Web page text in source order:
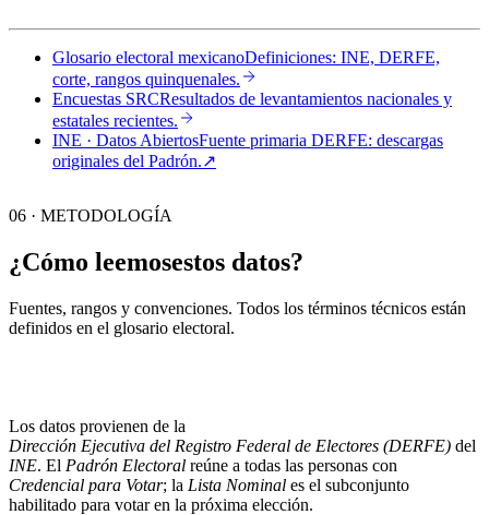
Glosario electoral mexicanoDefiniciones: INE, DERFE,
corte, rangos quinquenales.
Encuestas SRCResultados de levantamientos nacionales y
estatales recientes.
INE · Datos AbiertosFuente primaria DERFE: descargas
originales del Padrón.↗︎
06 · METODOLOGÍA
¿Cómo leemosestos datos?
Fuentes, rangos y convenciones. Todos los términos técnicos están
definidos en el glosario electoral.
Los datos provienen de la
Dirección Ejecutiva del Registro Federal de Electores (DERFE) del
INE. El Padrón Electoral reúne a todas las personas con
Credencial para Votar; la Lista Nominal es el subconjunto
habilitado para votar en la próxima elección.